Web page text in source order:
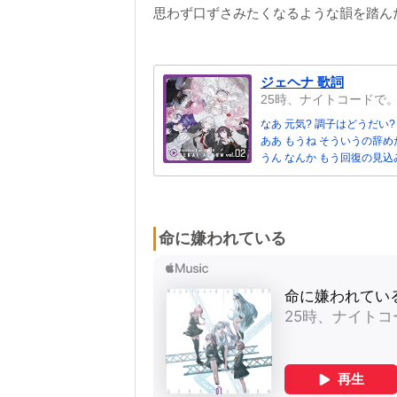
思わず口ずさみたくなるような韻を踏
ジェヘナ 歌詞
25時、ナイトコードで
なあ 元気? 調子はどうだい?
ああ もうね そういうの辞め
うん なんか もう回復の見
命に嫌われている